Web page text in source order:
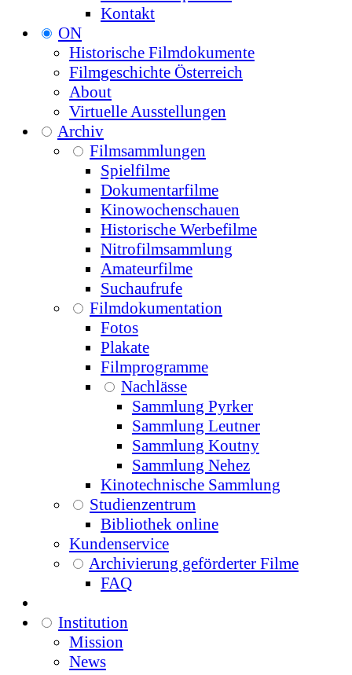
Kontakt
ON
Historische Filmdokumente
Filmgeschichte Österreich
About
Virtuelle Ausstellungen
Archiv
Filmsammlungen
Spielfilme
Dokumentarfilme
Kinowochenschauen
Historische Werbefilme
Nitrofilmsammlung
Amateurfilme
Suchaufrufe
Filmdokumentation
Fotos
Plakate
Filmprogramme
Nachlässe
Sammlung Pyrker
Sammlung Leutner
Sammlung Koutny
Sammlung Nehez
Kinotechnische Sammlung
Studienzentrum
Bibliothek online
Kundenservice
Archivierung geförderter Filme
FAQ
Institution
Mission
News